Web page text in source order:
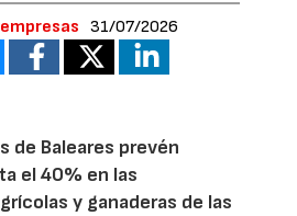
31/07/2026
de Baleares prevén
el 40% en las
y ganaderas de las